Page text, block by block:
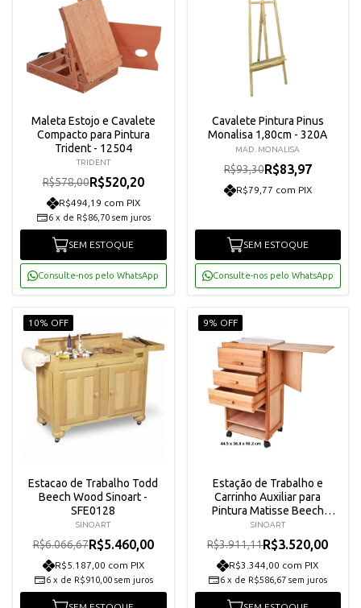
Maleta Estojo e Cavalete
Compacto para Pintura
Trident - 12504
TRIDENT
R$578,00R$520,20
R$494,19 com PIX
6 x de R$86,70 sem juros
SEM ESTOQUE
Consulte-nos pelo WhatsApp
Cavalete Pintura Pinus
Monalisa 1,80cm - 320A
MAD. MONALISA
R$93,30R$83,97
R$79,77 com PIX
SEM ESTOQUE
Consulte-nos pelo WhatsApp
10% OFF
Estacao de Trabalho Todd
Beech Wood Sinoart -
SFE0128
SINOART
R$6.066,67R$5.460,00
R$5.187,00 com PIX
6 x de R$910,00 sem juros
9% OFF
Estação de Trabalho e
Carrinho Auxiliar para
Pintura Matisse Beech
Wood Sinoart - SFE0127
SINOART
R$3.911,11R$3.520,00
R$3.344,00 com PIX
6 x de R$586,67 sem juros